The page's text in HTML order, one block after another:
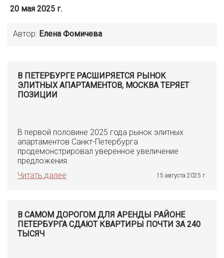
20 мая 2025 г.
Автор: Елена Фомичева
В ПЕТЕРБУРГЕ РАСШИРЯЕТСЯ РЫНОК
ЭЛИТНЫХ АПАРТАМЕНТОВ, МОСКВА ТЕРЯЕТ
ПОЗИЦИИ
В первой половине 2025 года рынок элитных
апартаментов Санкт-Петербурга
продемонстрировал уверенное увеличение
предложения.
Читать далее
15 августа 2025 г.
В САМОМ ДОРОГОМ ДЛЯ АРЕНДЫ РАЙОНЕ
ПЕТЕРБУРГА СДАЮТ КВАРТИРЫ ПОЧТИ ЗА 240
ТЫСЯЧ